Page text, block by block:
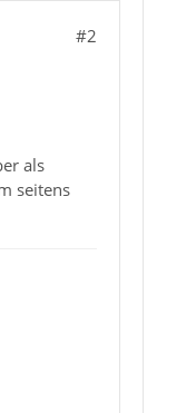
#2
als
seitens